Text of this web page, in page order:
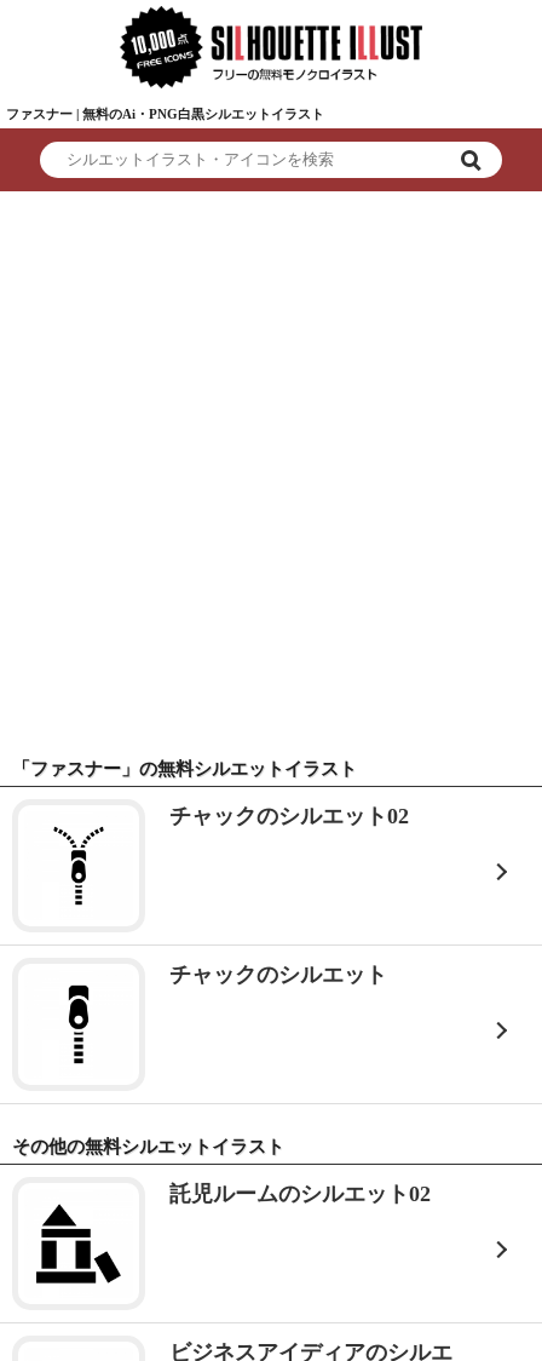
ファスナー | 無料のAi・PNG白黒シルエットイラスト
「ファスナー」の無料シルエットイラスト
チャックのシルエット02
チャックのシルエット
その他の無料シルエットイラスト
託児ルームのシルエット02
ビジネスアイディアのシルエ